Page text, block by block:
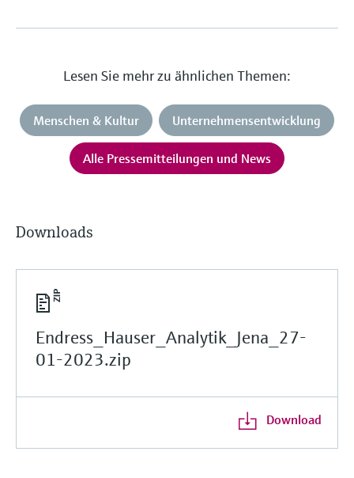
Lesen Sie mehr zu ähnlichen Themen:
Menschen & Kultur Unternehmensentwicklung
Alle Pressemitteilungen und News
Downloads
Endress_Hauser_Analytik_Jena_27-
01-2023.zip
Download